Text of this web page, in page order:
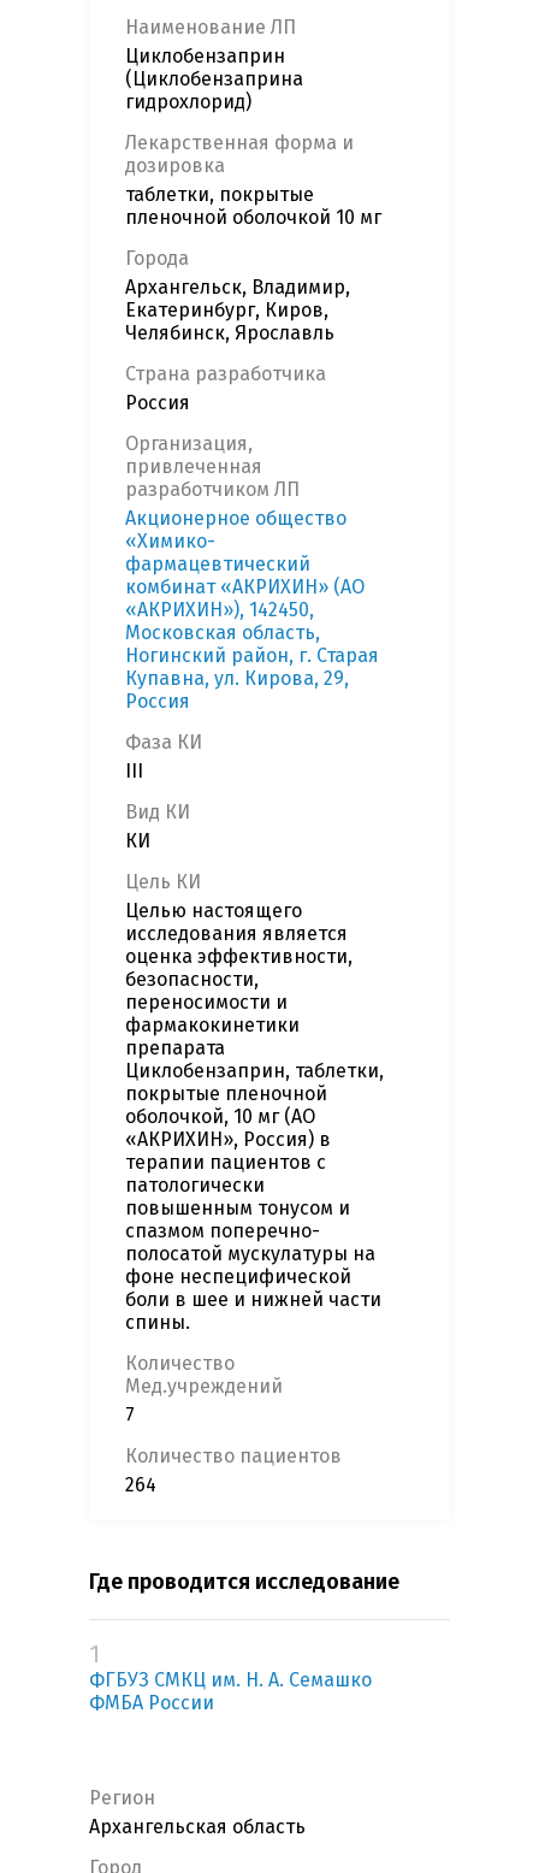
Наименование ЛП
Циклобензаприн
(Циклобензаприна
гидрохлорид)
Лекарственная форма и
дозировка
таблетки, покрытые
пленочной оболочкой 10 мг
Города
Архангельск, Владимир,
Екатеринбург, Киров,
Челябинск, Ярославль
Страна разработчика
Россия
Организация,
привлеченная
разработчиком ЛП
Акционерное общество
«Химико-
фармацевтический
комбинат «АКРИХИН» (АО
«АКРИХИН»), 142450,
Московская область,
Ногинский район, г. Старая
Купавна, ул. Кирова, 29,
Россия
Фаза КИ
Вид КИ
КИ
Цель КИ
Целью настоящего
исследования является
оценка эффективности,
безопасности,
переносимости и
фармакокинетики
препарата
Циклобензаприн, таблетки,
покрытые пленочной
оболочкой, 10 мг (АО
«АКРИХИН», Россия) в
терапии пациентов с
патологически
повышенным тонусом и
спазмом поперечно-
полосатой мускулатуры на
фоне неспецифической
боли в шее и нижней части
спины.
Количество
Мед.учреждений
7
Количество пациентов
264
Где проводится исследование
1
ФГБУЗ СМКЦ им. Н. А. Семашко
ФМБА России
Регион
Архангельская область
Город